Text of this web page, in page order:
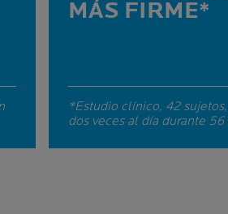
MÁS FIRME*
*Estudio clínico, 42
dos veces al día durante 56